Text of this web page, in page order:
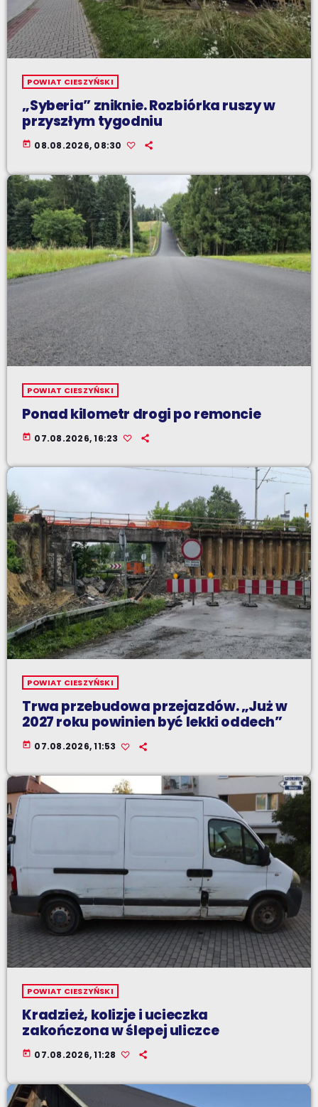
POWIAT CIESZYŃSKI
„Syberia” zniknie. Rozbiórka ruszy w
przyszłym tygodniu
today 08.08.2026, 08:30
POWIAT CIESZYŃSKI
Ponad kilometr drogi po remoncie
today 07.08.2026, 16:23
POWIAT CIESZYŃSKI
Trwa przebudowa przejazdów. „Już w
2027 roku powinien być lekki oddech”
today 07.08.2026, 11:53
POWIAT CIESZYŃSKI
Kradzież, kolizje i ucieczka
zakończona w ślepej uliczce
today 07.08.2026, 11:28